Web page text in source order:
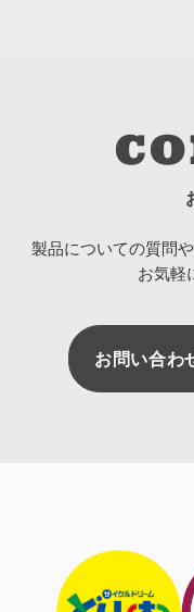
製品についての質問
お気軽
お問い合わ